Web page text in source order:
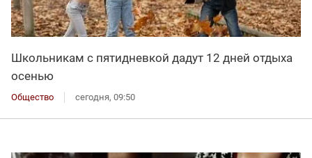
Школьникам с пятидневкой дадут 12 дней отдыха
осенью
Общество сегодня, 09:50